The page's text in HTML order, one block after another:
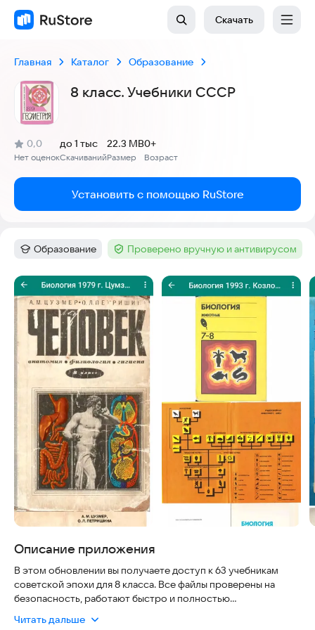
Скачать
Главная Каталог Образование
8 класс. Учебники СССР
Рейтинг:
0,0
(
Нет оценок
)
Скачиваний
до 1 тыс
Размер
22.3 MB
Возраст
0+
Установить с помощью RuStore
Категория:
Образование Тег :Проверено вручную и антивирусом
Скриншоты
Описание приложения
В этом обновлении вы получаете доступ к 63 учебникам
советской эпохи для 8 класса. Все файлы проверены на
безопасность, работают быстро и полностью
первом запуске каждый учебник скачивается автоматически
Читать дальше